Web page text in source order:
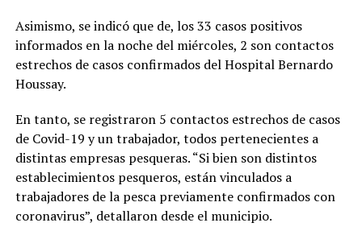
Asimismo, se indicó que de, los 33 casos positivos
informados en la noche del miércoles, 2 son contactos
estrechos de casos confirmados del Hospital Bernardo
Houssay.
En tanto, se registraron 5 contactos estrechos de casos
de Covid-19 y un trabajador, todos pertenecientes a
distintas empresas pesqueras. “Si bien son distintos
establecimientos pesqueros, están vinculados a
trabajadores de la pesca previamente confirmados con
coronavirus”, detallaron desde el municipio.